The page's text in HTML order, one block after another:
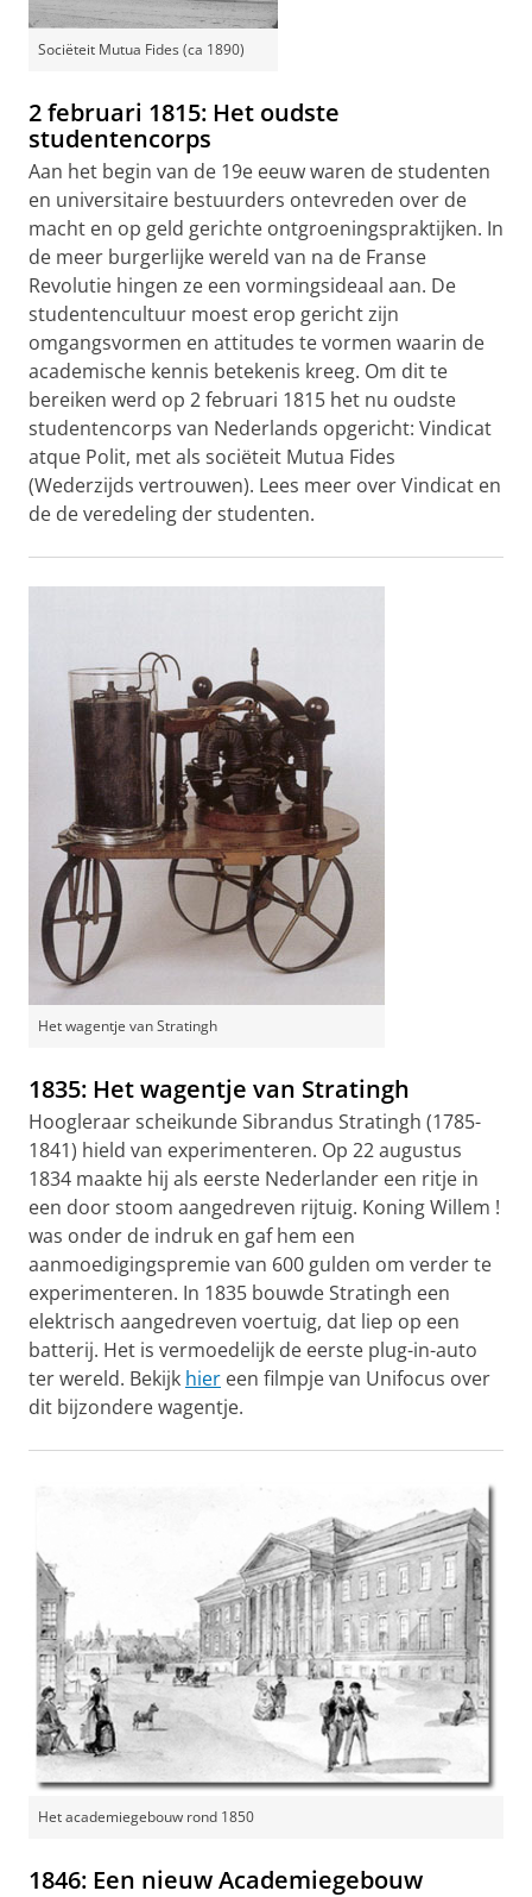
Sociëteit Mutua Fides (ca 1890)
2 februari 1815: Het oudste
studentencorps
Aan het begin van de 19e eeuw waren de studenten
en universitaire bestuurders ontevreden over de
macht en op geld gerichte ontgroeningspraktijken. In
de meer burgerlijke wereld van na de Franse
Revolutie hingen ze een vormingsideaal aan. De
studentencultuur moest erop gericht zijn
omgangsvormen en attitudes te vormen waarin de
academische kennis betekenis kreeg. Om dit te
bereiken werd op 2 februari 1815 het nu oudste
studentencorps van Nederlands opgericht: Vindicat
atque Polit, met als sociëteit Mutua Fides
(Wederzijds vertrouwen). Lees meer over Vindicat en
de de veredeling der studenten.
Het wagentje van Stratingh
1835: Het wagentje van Stratingh
Hoogleraar scheikunde Sibrandus Stratingh (1785-
1841) hield van experimenteren. Op 22 augustus
1834 maakte hij als eerste Nederlander een ritje in
een door stoom aangedreven rijtuig. Koning Willem !
was onder de indruk en gaf hem een
aanmoedigingspremie van 600 gulden om verder te
experimenteren. In 1835 bouwde Stratingh een
elektrisch aangedreven voertuig, dat liep op een
batterij. Het is vermoedelijk de eerste plug-in-auto
ter wereld. Bekijk hier een filmpje van Unifocus over
dit bijzondere wagentje.
Het academiegebouw rond 1850
1846: Een nieuw Academiegebouw